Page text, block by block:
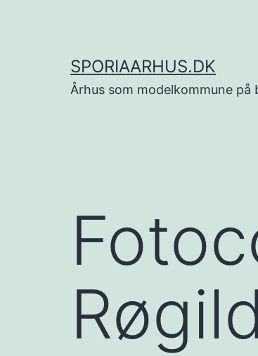
SPORIAARHUS.DK
Århus som modelkommune